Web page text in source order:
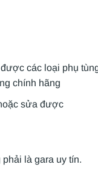
các loại phụ
chính hãng
sửa được
là gara uy tín.